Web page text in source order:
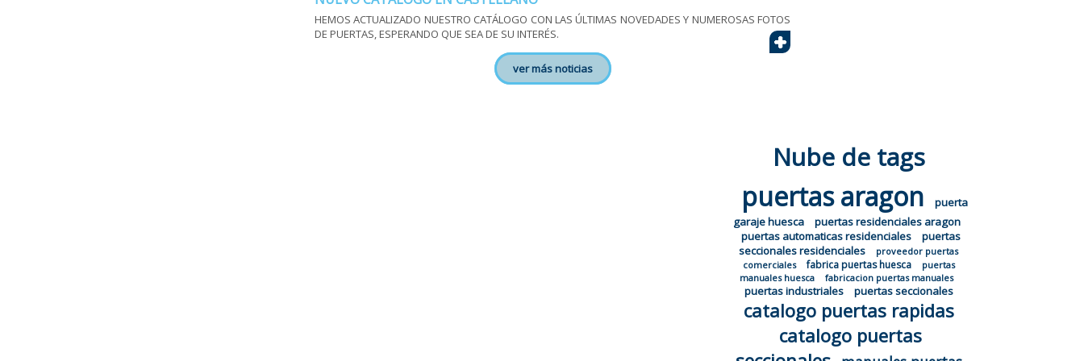
HEMOS ACTUALIZADO NUESTRO CATÁLOGO CON LAS ÚLTIMAS NOVEDADES Y NUMEROSAS FOTOS
DE PUERTAS, ESPERANDO QUE SEA DE SU INTERÉS.
+
ver más noticias
Nube de tags
puertas aragon
puerta
garaje huesca
puertas residenciales aragon
puertas automaticas residenciales
puertas
seccionales residenciales
proveedor puertas
comerciales
fabrica puertas huesca
puertas
manuales huesca
fabricacion puertas manuales
puertas industriales puertas seccionales
catalogo puertas rapidas
catalogo puertas